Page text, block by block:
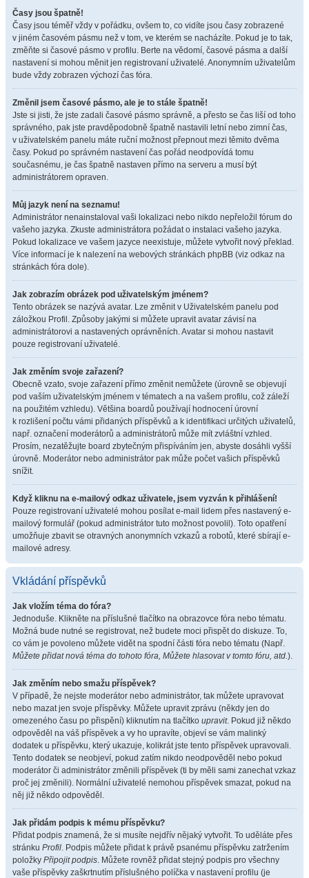
Časy jsou špatně!
Časy jsou téměř vždy v pořádku, ovšem to, co vidíte jsou časy zobrazené
v jiném časovém pásmu než v tom, ve kterém se nacházíte. Pokud je to tak,
změňte si časové pásmo v profilu. Berte na vědomí, časové pásma a další
nastavení si mohou měnit jen registrovaní uživatelé. Anonymním uživatelům
bude vždy zobrazen výchozí čas fóra.
Změnil jsem časové pásmo, ale je to stále špatně!
Jste si jisti, že jste zadali časové pásmo správně, a přesto se čas liší od toho
správného, pak jste pravděpodobně špatně nastavili letní nebo zimní čas,
v uživatelském panelu máte ruční možnost přepnout mezi těmito dvěma
časy. Pokud po správném nastavení čas pořád neodpovídá tomu
současnému, je čas špatně nastaven přímo na serveru a musí být
administrátorem opraven.
Můj jazyk není na seznamu!
Administrátor nenainstaloval vaši lokalizaci nebo nikdo nepřeložil fórum do
vašeho jazyka. Zkuste administrátora požádat o instalaci vašeho jazyka.
Pokud lokalizace ve vašem jazyce neexistuje, můžete vytvořit nový překlad.
Více informací je k nalezení na webových stránkách phpBB (viz odkaz na
stránkách fóra dole).
Jak zobrazím obrázek pod uživatelským jménem?
Tento obrázek se nazývá avatar. Lze změnit v Uživatelském panelu pod
záložkou Profil. Způsoby jakými si můžete upravit avatar závisí na
administrátorovi a nastavených oprávněních. Avatar si mohou nastavit
pouze registrovaní uživatelé.
Jak změním svoje zařazení?
Obecně vzato, svoje zařazení přímo změnit nemůžete (úrovně se objevují
pod vaším uživatelským jménem v tématech a na vašem profilu, což záleží
na použitém vzhledu). Většina boardů používají hodnocení úrovní
k rozlišení počtu vámi přidaných příspěvků a k identifikaci určitých uživatelů,
např. označení moderátorů a administrátorů může mít zvláštní vzhled.
Prosím, nezatěžujte board zbytečným přispíváním jen, abyste dosáhli vyšší
úrovně. Moderátor nebo administrátor pak může počet vašich příspěvků
snížit.
Když kliknu na e-mailový odkaz uživatele, jsem vyzván k přihlášení!
Pouze registrovaní uživatelé mohou posílat e-mail lidem přes nastavený e-
mailový formulář (pokud administrátor tuto možnost povolil). Toto opatření
umožňuje zbavit se otravných anonymních vzkazů a robotů, které sbírají e-
mailové adresy.
Vkládání příspěvků
Jak vložím téma do fóra?
Jednoduše. Klikněte na příslušné tlačítko na obrazovce fóra nebo tématu.
Možná bude nutné se registrovat, než budete moci přispět do diskuze. To,
co vám je povoleno můžete vidět na spodní části fóra nebo tématu (Např.
Můžete přidat nová téma do tohoto fóra, Můžete hlasovat v tomto fóru, atd.).
Jak změním nebo smažu příspěvek?
V případě, že nejste moderátor nebo administrátor, tak můžete upravovat
nebo mazat jen svoje příspěvky. Můžete upravit zprávu (někdy jen do
omezeného času po přispění) kliknutím na tlačítko upravit. Pokud již někdo
odpověděl na váš příspěvek a vy ho upravíte, objeví se vám malinký
dodatek u příspěvku, který ukazuje, kolikrát jste tento příspěvek upravovali.
Tento dodatek se neobjeví, pokud zatím nikdo neodpověděl nebo pokud
moderátor či administrátor změnili příspěvek (ti by měli sami zanechat vzkaz
proč jej změnili). Normální uživatelé nemohou příspěvek smazat, pokud na
něj již někdo odpověděl.
Jak přidám podpis k mému příspěvku?
Přidat podpis znamená, že si musíte nejdřív nějaký vytvořit. To uděláte přes
stránku Profil. Podpis můžete přidat k právě psanému příspěvku zatržením
položky Připojit podpis. Můžete rovněž přidat stejný podpis pro všechny
vaše příspěvky zaškrtnutím příslušného políčka v nastavení profilu (je